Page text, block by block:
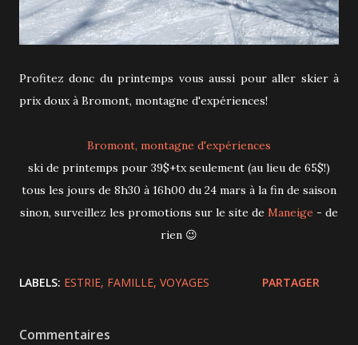
Profitez donc du printemps vous aussi pour aller skier à
prix doux à Bromont, montagne d'expériences!
Bromont, montagne d'expériences
ski de printemps pour 39$+tx seulement (au lieu de 65$!)
tous les jours de 8h30 à 16h00 du 24 mars à la fin de saison
sinon, surveillez les promotions sur le site de Maneige - de
rien 😉
LABELS: ESTRIE FAMILLE VOYAGES PARTAGER
Commentaires